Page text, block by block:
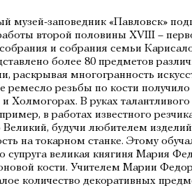
музей-заповедник «Павловск»
второй половины XVIII –
и собрания семьи
более 80 предметов
раскрывая многогранность
ремесло резьбы по кости
и Холмогорах. В руках
в работах известного
Великий, будучи любителем
на токарном станке. Этому
супруга великая княгиня Мария
кости. Учителем Марии
количество декоративных